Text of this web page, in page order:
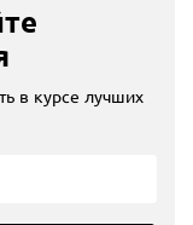
в курсе лучших